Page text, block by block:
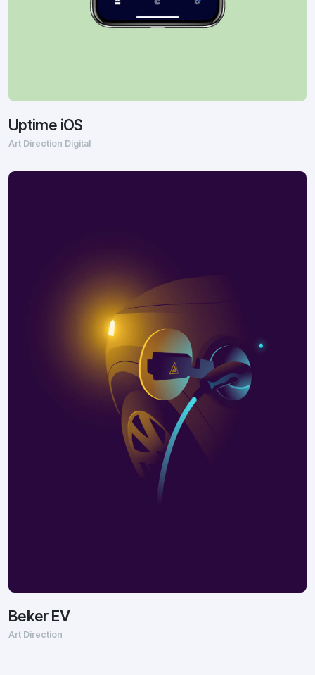
Uptime iOS
Art Direction Digital
Beker EV
Art Direction